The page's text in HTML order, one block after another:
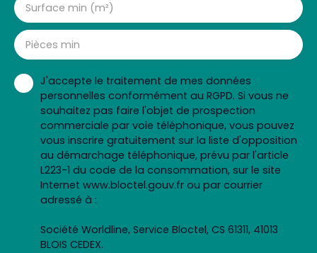
Surface min (m²)
Pièces min
J'accepte le traitement de mes données
personnelles conformément au RGPD. Si vous ne
souhaitez pas faire l'objet de prospection
commerciale par voie téléphonique, vous pouvez
vous inscrire gratuitement sur la liste d'opposition
au démarchage téléphonique, prévu par l'article
L223-1 du code de la consommation, sur le site
Internet www.bloctel.gouv.fr ou par courrier
adressé à :
Société Worldline, Service Bloctel, CS 61311, 41013
BLOIS CEDEX.